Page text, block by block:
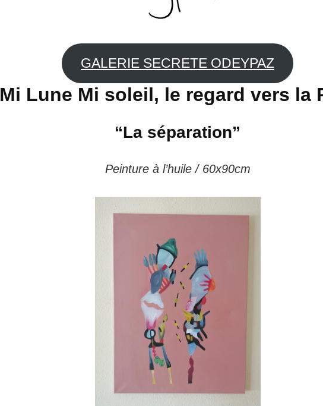
GALERIE SECRETE ODEYPAZ
Mi Lune Mi soleil, le regard vers la
“La séparation”
Peinture à l’huile / 60x90cm